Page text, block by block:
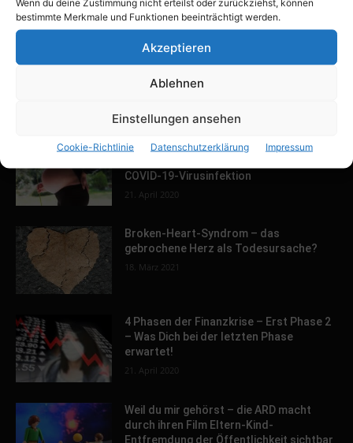
Wenn du deine Zustimmung nicht erteilst oder zurückziehst, können
bestimmte Merkmale und Funktionen beeinträchtigt werden.
Akzeptieren
Ablehnen
Einstellungen ansehen
Cookie-Richtlinie Datenschutzerklärung Impressum
EDITOR PICKS
COVID-19 UPDATE von Prof. Dr. Paul
Krise
Corona FAQ für schwangere Frauen und
COVID-19-Virusinfektion
21. April 2020
Broken-Heart-Syndrom – das
gebrochene Herz als Todesursache?
18. März 2021
4 Phasen der Finanzkrise – Erst Phase 2
– Was Dich bei der letzten Phase
erwartet!
21. April 2020
Weil du mir gehörst – die ARD macht
durch ihren Film Eltern-Kind-
Entfremdung der Öffentlichkeit sichtbar